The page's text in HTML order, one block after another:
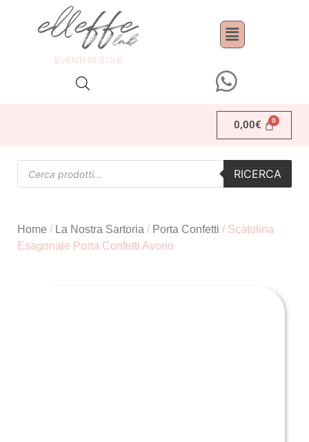
0,00€
RICERCA
Home / La Nostra Sartoria / Porta Confetti / Scatolina
Esagonale Porta Confetti Avorio